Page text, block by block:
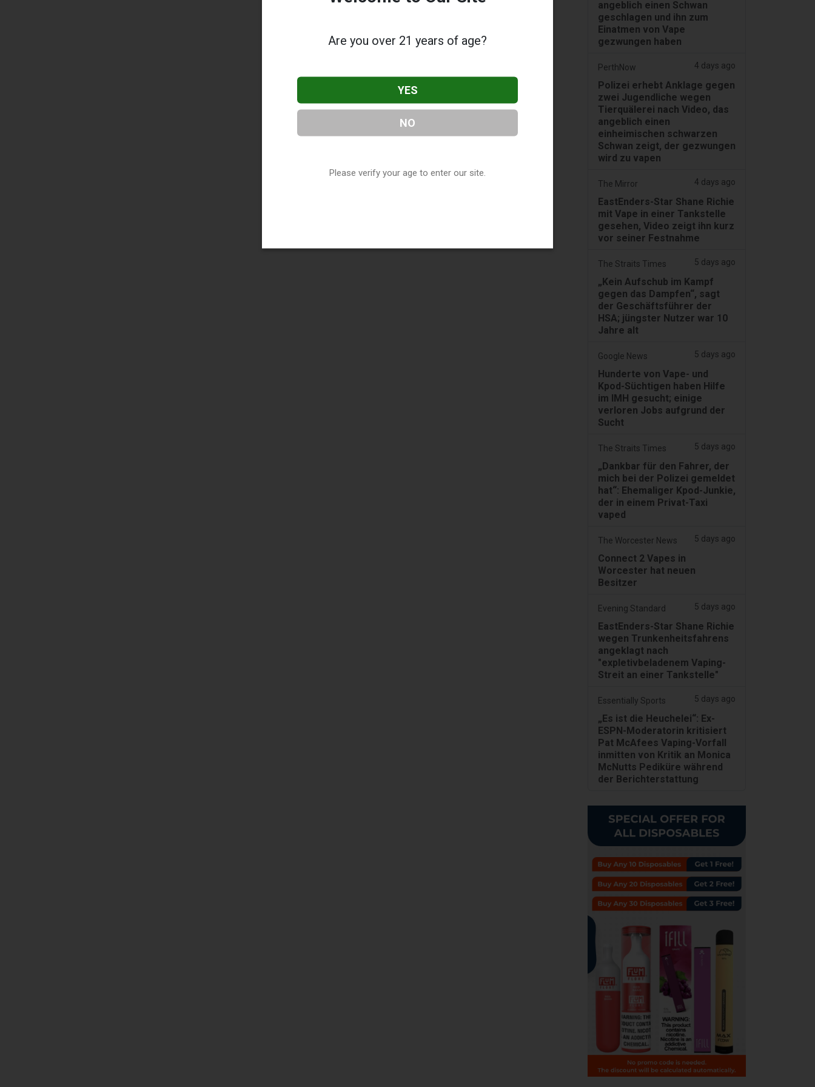
angeblich einen Schwan
geschlagen und ihn zum
Einatmen von Vape
gezwungen haben
PerthNow 4 days ago
Polizei erhebt Anklage gegen
zwei Jugendliche wegen
Tierquälerei nach Video, das
angeblich einen
einheimischen schwarzen
Schwan zeigt, der gezwungen
wird zu vapen
The Mirror 4 days ago
EastEnders-Star Shane Richie
mit Vape in einer Tankstelle
gesehen, Video zeigt ihn kurz
vor seiner Festnahme
The Straits Times 5 days ago
„Kein Aufschub im Kampf
gegen das Dampfen“, sagt
der Geschäftsführer der
HSA; jüngster Nutzer war 10
Jahre alt
Google News 5 days ago
Hunderte von Vape- und
Kpod-Süchtigen haben Hilfe
im IMH gesucht; einige
verloren Jobs aufgrund der
Sucht
The Straits Times 5 days ago
„Dankbar für den Fahrer, der
mich bei der Polizei gemeldet
hat“: Ehemaliger Kpod-Junkie,
der in einem Privat-Taxi
vaped
The Worcester News 5 days ago
Connect 2 Vapes in
Worcester hat neuen
Besitzer
Evening Standard 5 days ago
EastEnders-Star Shane Richie
wegen Trunkenheitsfahrens
angeklagt nach
"expletivbeladenem Vaping-
Streit an einer Tankstelle"
Essentially Sports 5 days ago
„Es ist die Heuchelei“: Ex-
ESPN-Moderatorin kritisiert
Pat McAfees Vaping-Vorfall
inmitten von Kritik an Monica
McNutts Pediküre während
der Berichterstattung
Are you over 21 years of age?
YES
NO
Please verify your age to enter our site.